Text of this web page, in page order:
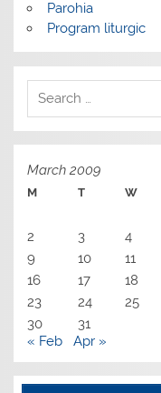
Parohia
Program liturgic
March 2009
M T W
2
3 4
9
10 11
16
17 18
23
24 25
30
31
« Feb
Apr »